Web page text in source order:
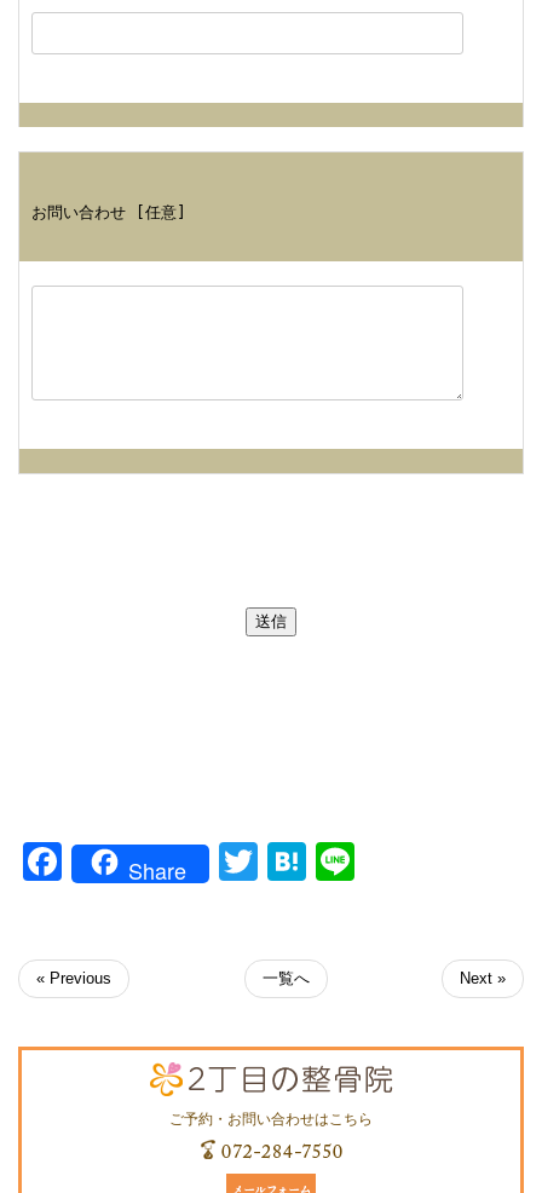
お問い合わせ [任意]
If you are a human, ignore this field
送信
Facebook
Share TwitterHatena
« Previous 一覧へ Next »
ご予約・お問い合わせはこちら